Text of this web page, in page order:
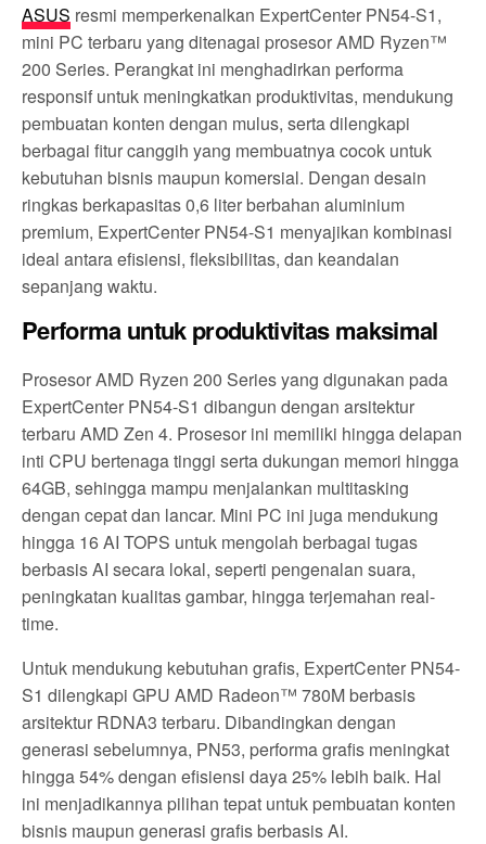
ASUS resmi memperkenalkan ExpertCenter PN54-S1,
mini PC terbaru yang ditenagai prosesor AMD Ryzen™
200 Series. Perangkat ini menghadirkan performa
responsif untuk meningkatkan produktivitas, mendukung
pembuatan konten dengan mulus, serta dilengkapi
berbagai fitur canggih yang membuatnya cocok untuk
kebutuhan bisnis maupun komersial. Dengan desain
ringkas berkapasitas 0,6 liter berbahan aluminium
premium, ExpertCenter PN54-S1 menyajikan kombinasi
ideal antara efisiensi, fleksibilitas, dan keandalan
sepanjang waktu.
Performa untuk produktivitas maksimal
Prosesor AMD Ryzen 200 Series yang digunakan pada
ExpertCenter PN54-S1 dibangun dengan arsitektur
terbaru AMD Zen 4. Prosesor ini memiliki hingga delapan
inti CPU bertenaga tinggi serta dukungan memori hingga
64GB, sehingga mampu menjalankan multitasking
dengan cepat dan lancar. Mini PC ini juga mendukung
hingga 16 AI TOPS untuk mengolah berbagai tugas
berbasis AI secara lokal, seperti pengenalan suara,
peningkatan kualitas gambar, hingga terjemahan real-
time.
Untuk mendukung kebutuhan grafis, ExpertCenter PN54-
S1 dilengkapi GPU AMD Radeon™ 780M berbasis
arsitektur RDNA3 terbaru. Dibandingkan dengan
generasi sebelumnya, PN53, performa grafis meningkat
hingga 54% dengan efisiensi daya 25% lebih baik. Hal
ini menjadikannya pilihan tepat untuk pembuatan konten
bisnis maupun generasi grafis berbasis AI.